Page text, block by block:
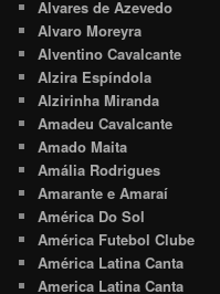
Alvares de Azevedo
Alvaro Moreyra
Alventino Cavalcante
Alzira Espíndola
Alzirinha Miranda
Amadeu Cavalcante
Amado Maita
Amália Rodrigues
Amarante e Amaraí
América Do Sol
América Futebol Clube
América Latina Canta
America Latina Canta